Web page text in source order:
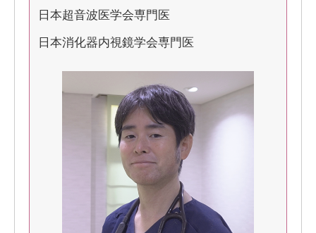
日本超音波医学会専門医
日本消化器内視鏡学会専門医